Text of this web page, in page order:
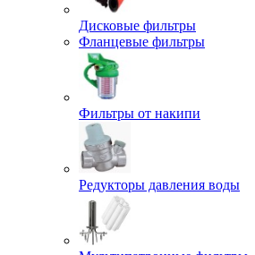
Дисковые фильтры
Фланцевые фильтры
Фильтры от накипи
Редукторы давления воды